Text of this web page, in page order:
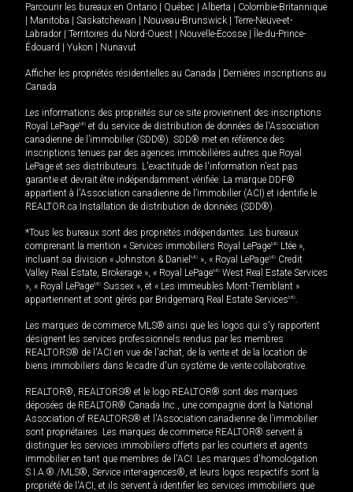
Parcourir les bureaux en Ontario | Québec | Alberta | Colombie-Britannique
| Manitoba | Saskatchewan | Nouveau-Brunswick | Terre-Neuve-et-
Labrador | Territoires du Nord-Ouest | Nouvelle-Écosse | Île-du-Prince-
Édouard | Yukon | Nunavut
Afficher les propriétés résidentielles au Canada | Dernières inscriptions au
Canada
Les informations des propriétés sur ce site proviennent des inscriptions
Royal LePageMD et du service de distribution de données de l'Association
canadienne de l’immobilier (SDD®). SDD® met en référence des
inscriptions tenues par des agences immobilières autres que Royal
LePage et ses distributeurs. L'exactitude de l'information n'est pas
garantie et devrait être indépendamment vérifiée. La marque DDF®
appartient à l'Association canadienne de l’immobilier (ACI) et identifie le
REALTOR.ca Installation de distribution de données (SDD®).
*Tous les bureaux sont des propriétés indépendantes. Les bureaux
comprenant la mention « Services immobiliers Royal LePageMD Ltée »,
incluant sa division « Johnston & Daniel MD », « Royal LePageMD Credit
Valley Real Estate, Brokerage », « Royal LePageMD West Real Estate Services
», « Royal LePageMD Sussex », et « Les immeubles Mont-Tremblant »
appartiennent et sont gérés par Bridgemarq Real Estate ServicesMD.
Les marques de commerce MLS® ainsi que les logos qui s'y rapportent
désignent les services professionnels rendus par les membres
REALTORS® de l'ACI en vue de l'achat, de la vente et de la location de
biens immobiliers dans le cadre d'un système de vente collaborative.
REALTOR®, REALTORS® et le logo REALTOR® sont des marques
déposées de REALTOR® Canada Inc., une compagnie dont la National
Association of REALTORS® et l'Association canadienne de l’immobilier
sont propriétaires. Les marques de commerce REALTOR® servent à
distinguer les services immobiliers offerts par les courtiers et agents
immobilier en tant que membres de l'ACI. Les marques d'homologation
S.I.A.® /MLS®, Service inter-agences®, et leurs logos respectifs sont la
propriété de l'ACI, et ils servent à identifier les services immobiliers que